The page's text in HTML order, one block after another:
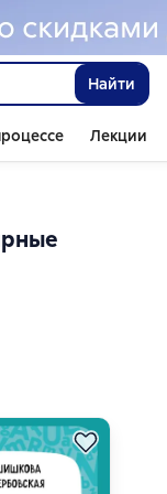
Найти
Лекции